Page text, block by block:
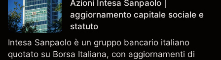
Azioni Intesa Sanpaolo |
aggiornamento capitale sociale e
statuto
Intesa Sanpaolo è un gruppo bancario italiano
quotato su Borsa Italiana, con aggiornamenti di